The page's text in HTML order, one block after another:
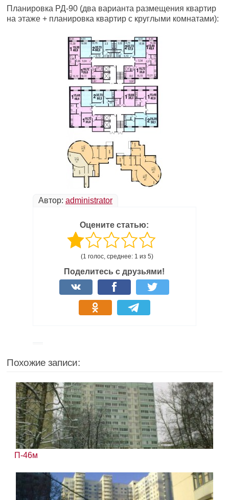
Планировка РД-90 (два варианта размещения квартир
на этаже + планировка квартир с круглыми комнатами):
Автор: administrator
Оцените статью:
(1 голос, среднее: 1 из 5)
Поделитесь с друзьями!
Похожие записи:
П-46м